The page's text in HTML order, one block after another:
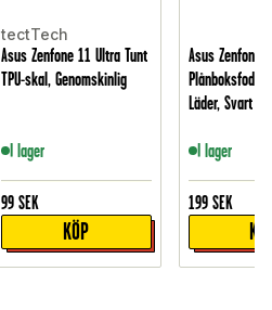
tectTech
Asus Zenfone 11 Ultra Tunt
TPU-skal, Genomskinlig
I lager
99 SEK
KÖP
Asus Zenfone
Läder, Svart
I lager
199 SEK